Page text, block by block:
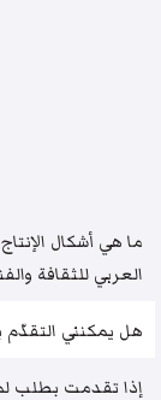
ما هي أشكال
العربي للثقافة
هل يمكنني
إذا تقدمت بطلب